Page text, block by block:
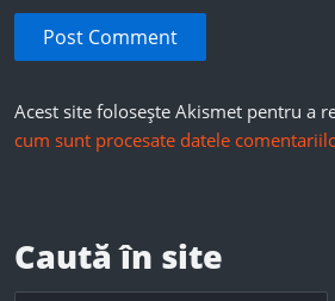
Acest site folosește Akismet pentru a
cum sunt procesate datele
Caută în site